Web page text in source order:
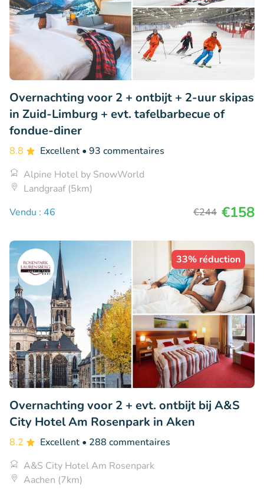
Overnachting voor 2 + ontbijt + 2-uur skipas
in Zuid-Limburg + evt. tafelbarbecue of
fondue-diner
8.8 Excellent • 93 commentaires
Alpine Hotel by SnowWorld
Landgraaf (5km)
Vendu : 46
€244 €158
33% réduction
Overnachting voor 2 + evt. ontbijt bij A&S
City Hotel Am Rosenpark in Aken
8.2 Excellent • 288 commentaires
A&S City Hotel Am Rosenpark
Aachen (7km)